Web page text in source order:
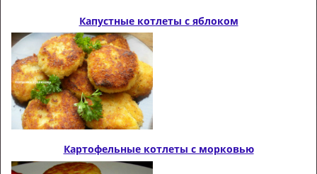
Капустные котлеты с яблоком
Картофельные котлеты с морковью